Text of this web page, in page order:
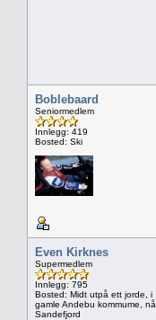
Boblebaard
Seniormedlem
Innlegg: 419
Bosted: Ski
Even Kirknes
Supermedlem
Innlegg: 795
Bosted: Midt utpå ett jorde, i
gamle Andebu kommume, nå
Sandefjord